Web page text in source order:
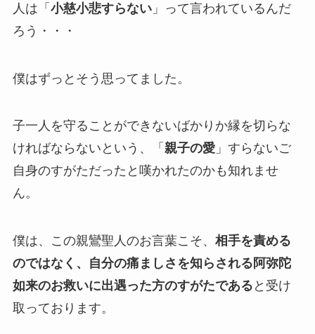
人は「 小慈小悲すらない」って言われているんだ
ろう・・・
僕はずっとそう思ってました。
子一人を守ることができないばかりか縁を切らな
ければならないという、「 親子の愛」すらないご
自身のすがただったと嘆かれたのかも知れませ
ん。
僕は、この親鸞聖人のお言葉こそ、 相手を責める
のではなく、自分の痛ましさを知らされる阿弥陀
如来のお救いに出遇った方のすがたである と受け
取っております。